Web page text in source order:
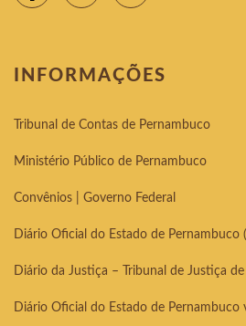
INFORMAÇÕES
Tribunal de Contas de Pernambuco
Ministério Público de Pernambuco
Convênios | Governo Federal
Diário Oficial do Estado de Pernambuco
Diário da Justiça – Tribunal de Justiça de
Diário Oficial do Estado de Pernambuco